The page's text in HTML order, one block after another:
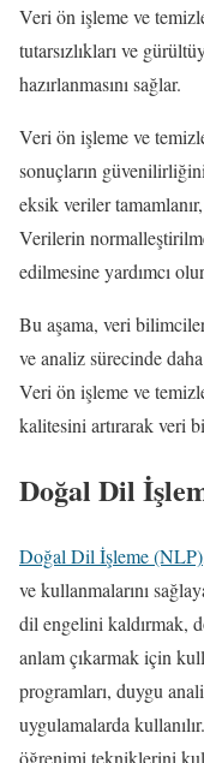
Veri ön işleme ve
tutarsızlıkları ve
hazırlanmasını sağlar.
Veri ön işleme ve
sonuçların
eksik veriler
Verilerin
edilmesine yardımcı
Bu aşama, veri
ve analiz sürecinde
Veri ön işleme ve
kalitesini artırarak veri
Doğal Dil
Doğal Dil İşleme (NLP)
ve kullanmalarını
dil engelini kaldırmak,
anlam çıkarmak için
programları, duygu
uygulamalarda